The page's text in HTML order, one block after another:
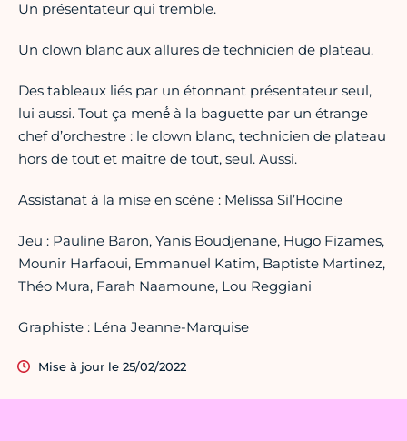
Un présentateur qui tremble.
Un clown blanc aux allures de technicien de plateau.
Des tableaux liés par un étonnant présentateur seul,
lui aussi. Tout ça mené́ à la baguette par un étrange
chef d’orchestre : le clown blanc, technicien de plateau
hors de tout et maître de tout, seul. Aussi.
Assistanat à la mise en scène : Melissa Sil’Hocine
Jeu : Pauline Baron, Yanis Boudjenane, Hugo Fizames,
Mounir Harfaoui, Emmanuel Katim, Baptiste Martinez,
Théo Mura, Farah Naamoune, Lou Reggiani
Graphiste : Léna Jeanne-Marquise
Mise à jour le 25/02/2022